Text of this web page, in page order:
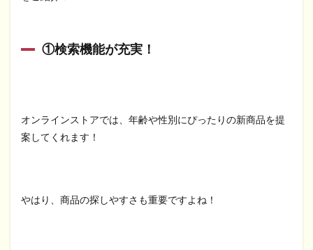
①検索機能が充実！
オンラインストアでは、年齢や性別にぴったりの新商品を提
案してくれます！
やはり、商品の探しやすさも重要ですよね！